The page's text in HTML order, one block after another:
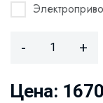
- +
Цена: